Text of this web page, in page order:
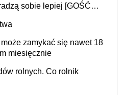
sobie lepiej [GOŚĆ
zamykać się nawet 18
miesięcznie
rolnych. Co rolnik